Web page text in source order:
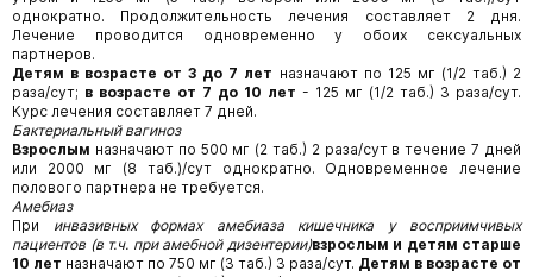
однократно. Продолжительность лечения составляет 2 дня.
Лечение проводится одновременно у обоих сексуальных
партнеров.
Детям в возрасте от 3 до 7 лет назначают по 125 мг (1/2 таб.) 2
раза/сут; в возрасте от 7 до 10 лет - 125 мг (1/2 таб.) 3 раза/сут.
Курс лечения составляет 7 дней.
Бактериальный вагиноз
Взрослым назначают по 500 мг (2 таб.) 2 раза/сут в течение 7 дней
или 2000 мг (8 таб.)/сут однократно. Одновременное лечение
полового партнера не требуется.
Амебиаз
При инвазивных формах амебиаза кишечника у восприимчивых
пациентов (в т.ч. при амебной дизентерии)взрослым и детям старше
10 лет назначают по 750 мг (3 таб.) 3 раза/сут. Детям в возрасте от